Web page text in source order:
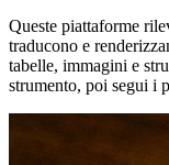
Queste piattaforme
traducono e
tabelle, immagini e
strumento, poi segui i